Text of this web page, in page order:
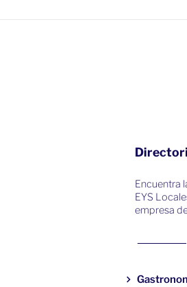
Encuentra
EYS
empresa